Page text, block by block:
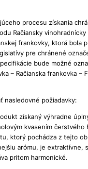
procesu získania
Račiansky
frankovky, ktorá bola
pre chránené
bude možné
– Račianska frankovka –
nasledovné požiadavky:
získaný výhradne
kvasením čerstvého
ktorý pochádza z tejto
arómu, je extraktívne,
pritom harmonické.